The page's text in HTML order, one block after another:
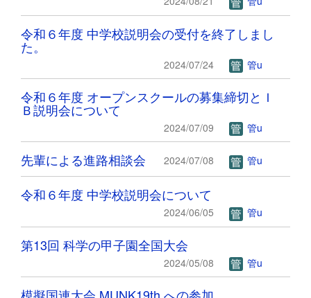
令和６年度 中学校説明会の受付を終了しまし
た。
2024/07/24 管u
令和６年度 オープンスクールの募集締切とＩ
Ｂ説明会について
2024/07/09 管u
先輩による進路相談会 2024/07/08 管u
令和６年度 中学校説明会について
2024/06/05 管u
第13回 科学の甲子園全国大会
2024/05/08 管u